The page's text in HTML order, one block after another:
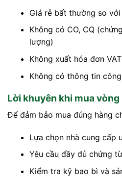
Giá rẻ bất thường so
Không có CO, CQ
lượng)
Không xuất hóa đơn VAT
Không có thông tin
Lời khuyên khi mua vòng
Để đảm bảo mua đúng hàng
Lựa chọn nhà cung cấp
Yêu cầu đầy đủ chứng
Kiểm tra kỹ bao bì và